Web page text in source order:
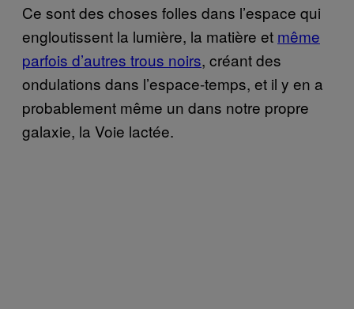
Ce sont des choses folles dans l’espace qui
engloutissent la lumière, la matière et même
parfois d’autres trous noirs, créant des
ondulations dans l’espace-temps, et il y en a
probablement même un dans notre propre
galaxie, la Voie lactée.